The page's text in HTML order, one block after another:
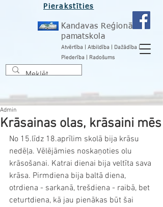
Pierakstīties
Kandavas Reģionālā
pamatskola
Atvērtība | Atbildība | Dažādība |
Piederība | Radošums
Krāsainas olas, krāsaini mēs
Admin
No 15.līdz 18.aprīlim skolā bija krāsu
nedēļa. Vēlējāmies noskaņoties olu
krāsošanai. Katrai dienai bija veltīta sava
krāsa. Pirmdiena bija baltā diena,
otrdiena - sarkanā, trešdiena - raibā, bet
ceturtdiena, kā jau pienākas būt šai